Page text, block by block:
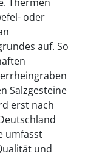
oder
auf. So
Salzgesteine
erst nach
umfasst
und